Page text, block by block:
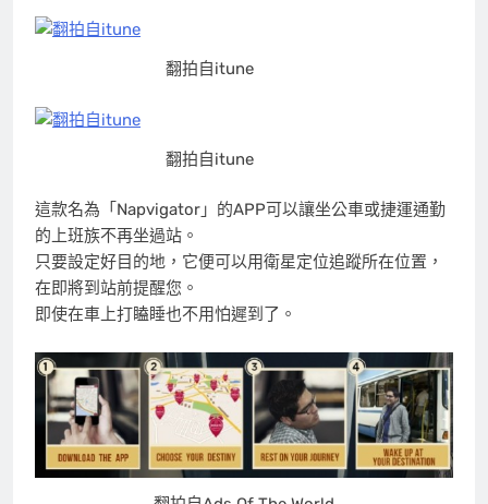
翻拍自itune
翻拍自itune
這款名為「Napvigator」的APP可以讓坐公車或捷運通勤
的上班族不再坐過站。
只要設定好目的地，它便可以用衛星定位追蹤所在位置，
在即將到站前提醒您。
即使在車上打瞌睡也不用怕遲到了。